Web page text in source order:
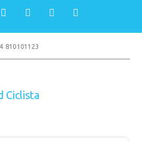
810101123